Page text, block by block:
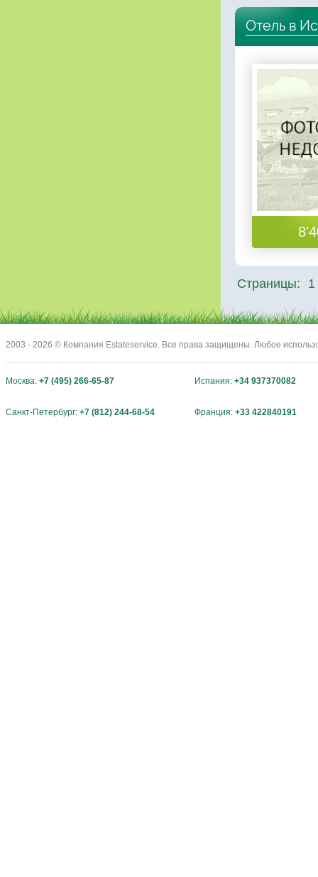
Отель в
Страницы: 1
2003 - 2026 © Компания Estateservice. Все права защищены. Любое
Москва: +7 (495) 266-65-87 Испания: +34 937370082
Санкт-Петербург: +7 (812) 244-68-54 Франция: +33 422840191